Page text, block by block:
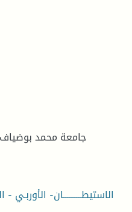
جامعة محمد بوضياف
الاستيطــــــــــان- الأوربـي -